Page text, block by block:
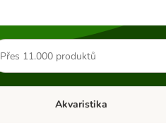
Malá zvířataOtevřít menu: Ptáci
Akvaristika